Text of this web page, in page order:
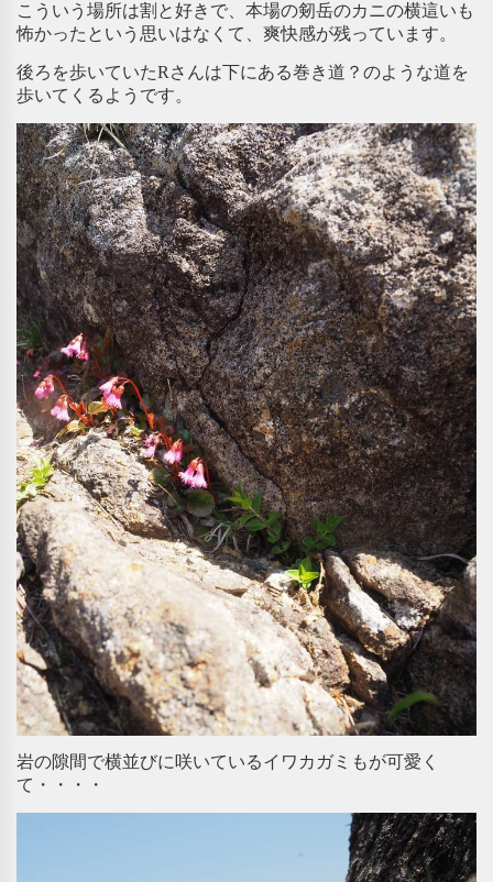
こういう場所は割と好きで、本場の剱岳のカニの横這いも
怖かったという思いはなくて、爽快感が残っています。
後ろを歩いていたRさんは下にある巻き道？のような道を
歩いてくるようです。
岩の隙間で横並びに咲いているイワカガミもが可愛く
て・・・・